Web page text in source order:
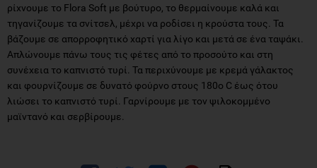
ρίχνουμε το Flora Soft με βούτυρο, το θερμαίνουμε καλά και
τηγανίζουμε τα σνίτσελ, μέχρι να ροδίσει η κρούστα τους. Τα
βάζουμε σε απορροφητικό χαρτί για λίγο και μετά σε ένα ταψάκι.
Απλώνουμε πάνω τους τις φέτες από το προσούτο και στη
συνέχεια το καπνιστό τυρί. Τα περιχύνουμε με κρεμά γάλακτος
και φουρνίζουμε σε δυνατό φούρνο στους 180ο C έως ότου
λιώσει το καπνιστό τυρί. Γαρνίρουμε με τον ψιλοκομμένο
μαϊντανό και σερβίρουμε.